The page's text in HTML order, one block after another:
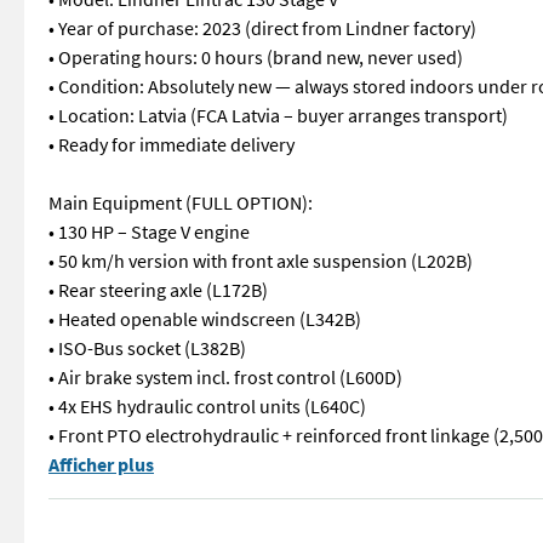
• Year of purchase: 2023 (direct from Lindner factory)
• Operating hours: 0 hours (brand new, never used)
• Condition: Absolutely new — always stored indoors under
• Location: Latvia (FCA Latvia – buyer arranges transport)
• Ready for immediate delivery
Main Equipment (FULL OPTION):
• 130 HP – Stage V engine
• 50 km/h version with front axle suspension (L202B)
• Rear steering axle (L172B)
• Heated openable windscreen (L342B)
• ISO-Bus socket (L382B)
• Air brake system incl. frost control (L600D)
• 4x EHS hydraulic control units (L640C)
• Front PTO electrohydraulic + reinforced front linkage
Machine Details: • Model: Lindner Lintrac 130 Stage V •
Afficher plus